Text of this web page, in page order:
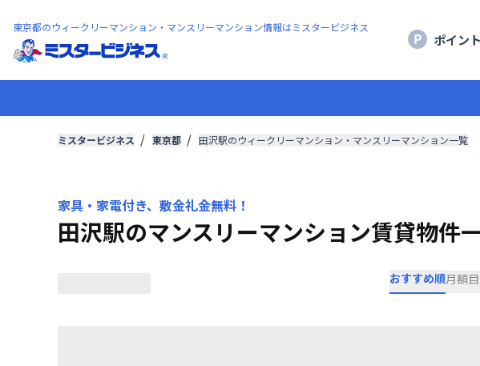
東京都のウィークリーマンション・マンスリーマンション情報はミスタービジネス
ポイン
ミスタービジネス 東京都 田沢駅のウィークリーマンション・マンスリーマンション一覧
家具・家電付き、敷金礼金無料！
田沢駅のマンスリーマンション賃貸物件
おすすめ順月額